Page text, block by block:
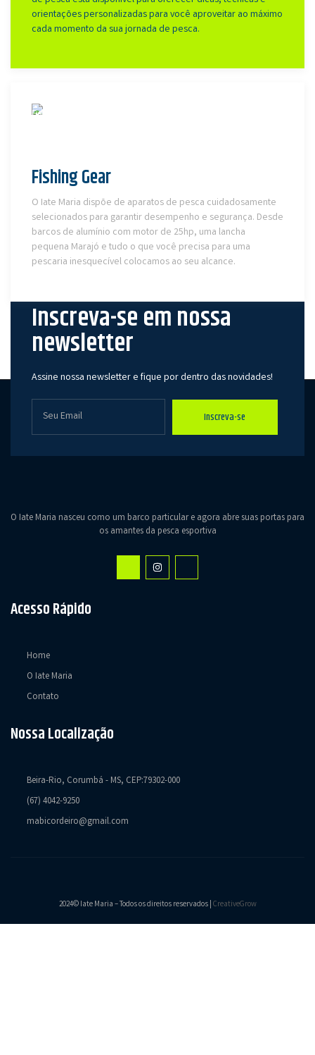
orientações personalizadas para você aproveitar ao máximo
cada momento da sua jornada de pesca.
Fishing Gear
O Iate Maria dispõe de aparatos de pesca cuidadosamente
selecionados para garantir desempenho e segurança. Desde
barcos de alumínio com motor de 25hp, uma lancha
pequena Marajó e tudo o que você precisa para uma
pescaria inesquecível colocamos ao seu alcance.
Inscreva-se em nossa
newsletter
Assine nossa newsletter e fique por dentro das novidades!
Inscreva-se
O Iate Maria nasceu como um barco particular e agora abre suas portas para
os amantes da pesca esportiva
Acesso Rápido
Home
O Iate Maria
Contato
Nossa Localização
Beira-Rio, Corumbá - MS, CEP:79302-000
(67) 4042-9250
mabicordeiro@gmail.com
2024© Iate Maria – Todos os direitos reservados | CreativeGrow